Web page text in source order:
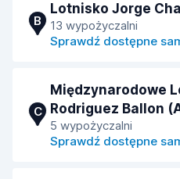
B
Lotnisko Jorge
13 wypożyczalni
Sprawdź dostępne
C
Międzynarodowe
Rodriguez Ballon
5 wypożyczalni
Sprawdź dostępne